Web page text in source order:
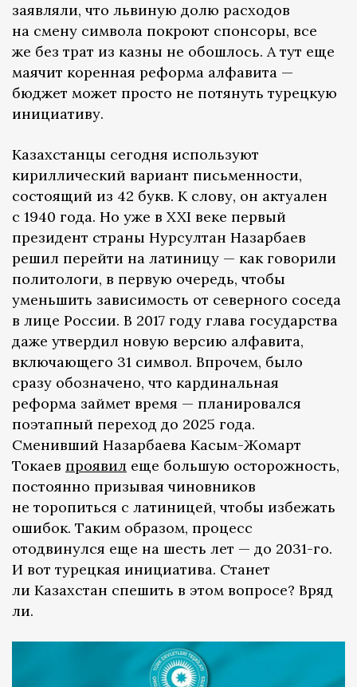
заявляли, что львиную долю расходов
на смену символа покроют спонсоры, все
же без трат из казны не обошлось. А тут еще
маячит коренная реформа алфавита —
бюджет может просто не потянуть турецкую
инициативу.
Казахстанцы сегодня используют
кириллический вариант письменности,
состоящий из 42 букв. К слову, он актуален
с 1940 года. Но уже в XXI веке первый
президент страны Нурсултан Назарбаев
решил перейти на латиницу — как говорили
политологи, в первую очередь, чтобы
уменьшить зависимость от северного соседа
в лице России. В 2017 году глава государства
даже утвердил новую версию алфавита,
включающего 31 символ. Впрочем, было
сразу обозначено, что кардинальная
реформа займет время — планировался
поэтапный переход до 2025 года.
Сменивший Назарбаева Касым-Жомарт
Токаев проявил еще большую осторожность,
постоянно призывая чиновников
не торопиться с латиницей, чтобы избежать
ошибок. Таким образом, процесс
отодвинулся еще на шесть лет — до 2031-го.
И вот турецкая инициатива. Станет
ли Казахстан спешить в этом вопросе? Вряд
ли.